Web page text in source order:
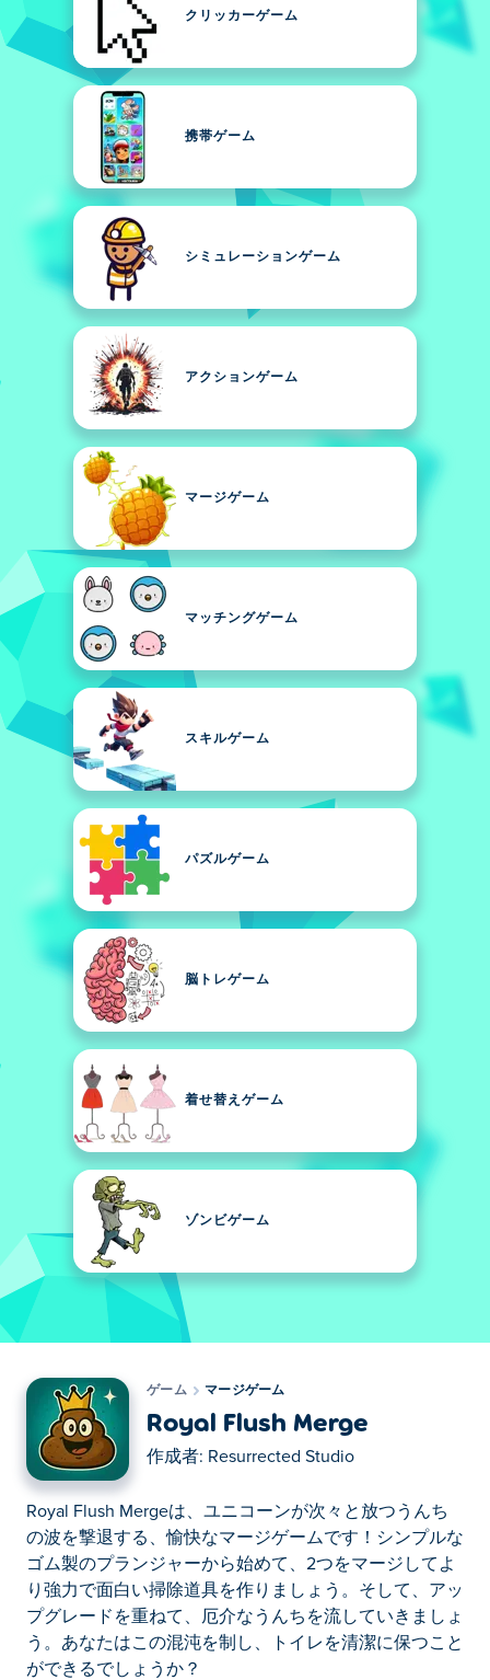
クリッカーゲーム
携帯ゲーム
シミュレーションゲーム
アクションゲーム
マージゲーム
マッチングゲーム
スキルゲーム
パズルゲーム
脳トレゲーム
着せ替えゲーム
ゾンビゲーム
ゲーム マージゲーム
Royal Flush Merge
作成者: Resurrected Studio
Royal Flush Mergeは、ユニコーンが次々と放つうんち
の波を撃退する、愉快なマージゲームです！シンプルな
ゴム製のプランジャーから始めて、2つをマージしてよ
り強力で面白い掃除道具を作りましょう。そして、アッ
プグレードを重ねて、厄介なうんちを流していきましょ
う。あなたはこの混沌を制し、トイレを清潔に保つこと
ができるでしょうか？